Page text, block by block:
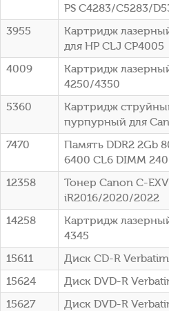
PS C4283/C5283/
3955
Картридж
для HP CLJ CP4005
4009
Картридж
4250/4350
5360
Картридж
пурпурный для
7470
Память DDR2 2Gb
6400 CL6 DIMM
12358
Тонер Canon C-
iR2016/2020/2022
14258
Картридж
4345
15611
Диск CD-R
15624
Диск DVD-R
15627
Диск DVD-R